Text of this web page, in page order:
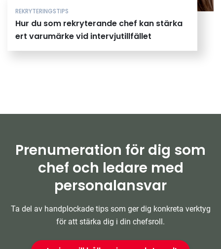
REKRYTERINGSTIPS
Hur du som rekryterande chef kan stärka
ert varumärke vid intervjutillfället
Prenumeration för dig som
chef och ledare med
personalansvar
Ta del av handplockade tips som ger dig konkreta verktyg
för att stärka dig i din chefsroll.